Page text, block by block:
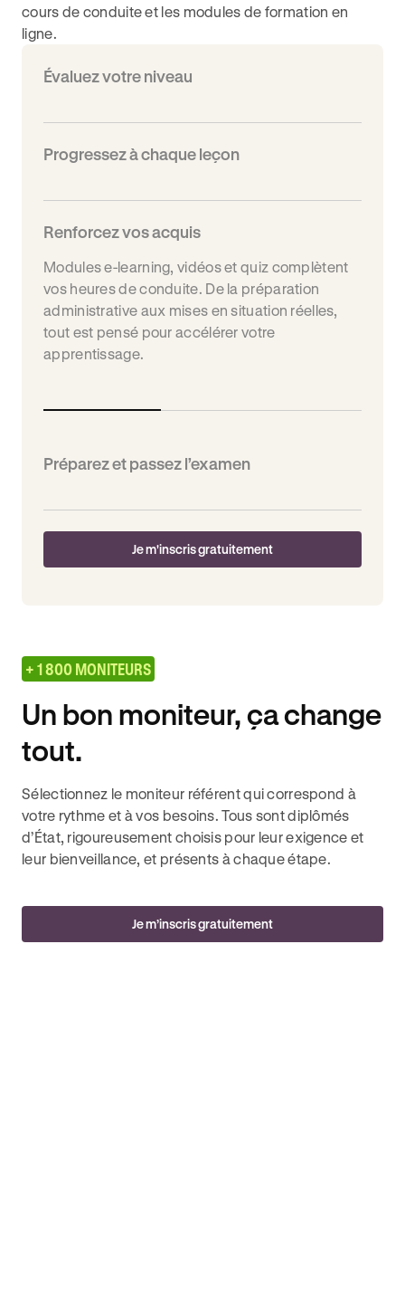
cours de conduite et les modules de formation en
ligne.
Évaluez votre niveau
Progressez à chaque leçon
Renforcez vos acquis
Modules e-learning, vidéos et quiz complètent
vos heures de conduite. De la préparation
administrative aux mises en situation réelles,
tout est pensé pour accélérer votre
apprentissage.
Préparez et passez l’examen
Je m'inscris gratuitement
+ 1 800 MONITEURS
Un bon moniteur, ça change
tout.
Sélectionnez le moniteur référent qui correspond à
votre rythme et à vos besoins. Tous sont diplômés
d’État, rigoureusement choisis pour leur exigence et
leur bienveillance, et présents à chaque étape.
Je m’inscris gratuitement